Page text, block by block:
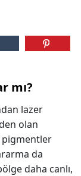
mı?
lazer
olan
pigmentler
da
daha canlı,